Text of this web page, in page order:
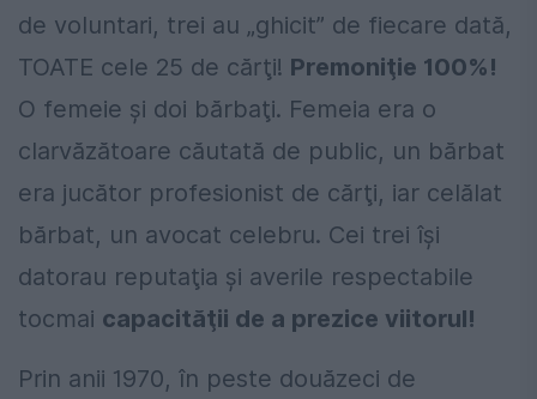
de voluntari, trei au „ghicit” de fiecare dată,
TOATE cele 25 de cărţi! Premoniţie 100%!
O femeie şi doi bărbaţi. Femeia era o
clarvăzătoare căutată de public, un bărbat
era jucător profesionist de cărţi, iar celălat
bărbat, un avocat celebru. Cei trei îşi
datorau reputaţia şi averile respectabile
tocmai capacităţii de a prezice viitorul!
Prin anii 1970, în peste douăzeci de